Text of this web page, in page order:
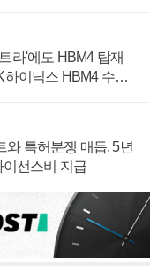
라'에도 HBM4 탑재
하이닉스 HBM4 수율
와 특허분쟁 매듭, 5년
이선스비 지급